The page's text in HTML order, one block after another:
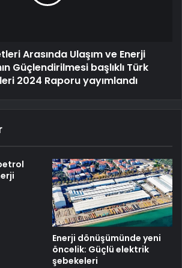
Arasında Ulaşım ve Enerji
Güçlendirilmesi başlıklı Türk
2024 Raporu yayımlandı
Enerji dönüşümünde yeni
öncelik: Güçlü elektrik
şebekeleri